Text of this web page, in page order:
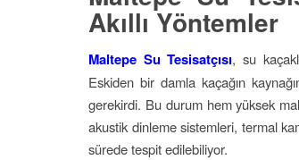
Akıllı Yöntemler
Maltepe Su Tesisatçısı, su
Eskiden bir damla kaçağın
gerekirdi. Bu durum hem yüksek
akustik dinleme sistemleri, termal
sürede tespit edilebiliyor.